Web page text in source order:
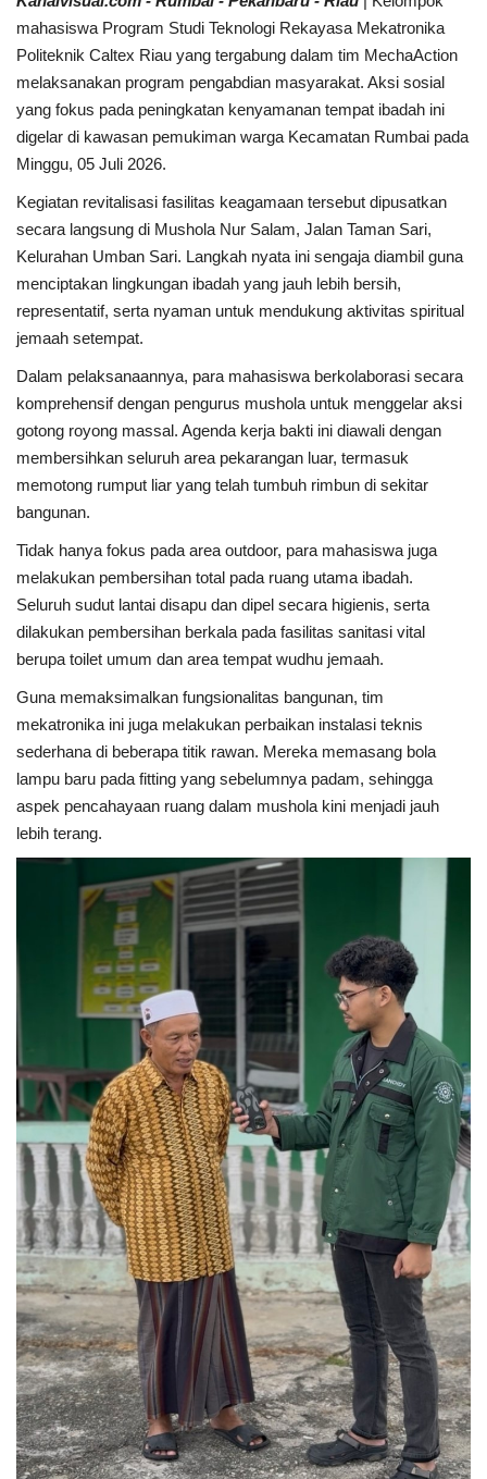
Dunia
Artikel
Ekonomi
Olahraga
Hukum
Nasional
Otomotif
Umum
Gallery
Politik
Daerah
Sumbar
Kepri
Pariwisata
Sulawesi Utara (Sulut)
Pendidikan
Opini
mahasiswa Program Studi Teknologi Rekayasa Mekatronika
Politeknik Caltex Riau yang tergabung dalam tim MechaAction
melaksanakan program pengabdian masyarakat. Aksi sosial
yang fokus pada peningkatan kenyamanan tempat ibadah ini
digelar di kawasan pemukiman warga Kecamatan Rumbai pada
Minggu, 05 Juli 2026.
Kegiatan revitalisasi fasilitas keagamaan tersebut dipusatkan
secara langsung di Mushola Nur Salam, Jalan Taman Sari,
Kelurahan Umban Sari. Langkah nyata ini sengaja diambil guna
menciptakan lingkungan ibadah yang jauh lebih bersih,
representatif, serta nyaman untuk mendukung aktivitas spiritual
jemaah setempat.
Dalam pelaksanaannya, para mahasiswa berkolaborasi secara
komprehensif dengan pengurus mushola untuk menggelar aksi
gotong royong massal. Agenda kerja bakti ini diawali dengan
membersihkan seluruh area pekarangan luar, termasuk
memotong rumput liar yang telah tumbuh rimbun di sekitar
bangunan.
Tidak hanya fokus pada area outdoor, para mahasiswa juga
melakukan pembersihan total pada ruang utama ibadah.
Seluruh sudut lantai disapu dan dipel secara higienis, serta
dilakukan pembersihan berkala pada fasilitas sanitasi vital
berupa toilet umum dan area tempat wudhu jemaah.
Guna memaksimalkan fungsionalitas bangunan, tim
mekatronika ini juga melakukan perbaikan instalasi teknis
sederhana di beberapa titik rawan. Mereka memasang bola
lampu baru pada fitting yang sebelumnya padam, sehingga
aspek pencahayaan ruang dalam mushola kini menjadi jauh
lebih terang.